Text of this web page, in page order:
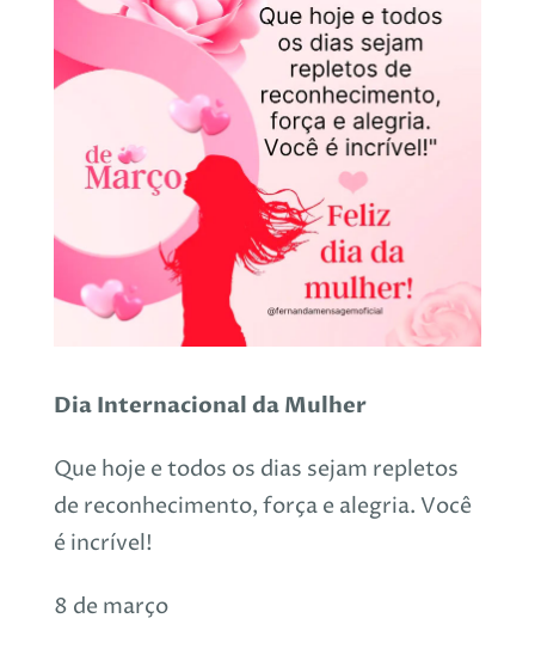
Dia Internacional da Mulher
Que hoje e todos os dias sejam repletos
de reconhecimento, força e alegria. Você
é incrível!
8 de março